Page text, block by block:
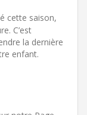
cette saison,
C’est
la dernière
enfant.